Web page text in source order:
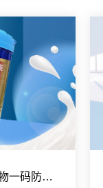
蛋白粉品牌渠道管控：一物一码防伪防窜货溯源系统解决方案